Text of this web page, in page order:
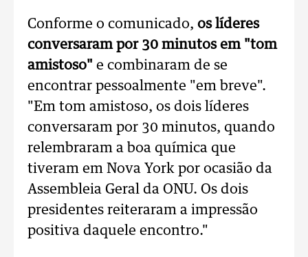
Conforme o comunicado, os líderes
conversaram por 30 minutos em "tom
amistoso" e combinaram de se
encontrar pessoalmente "em breve".
"Em tom amistoso, os dois líderes
conversaram por 30 minutos, quando
relembraram a boa química que
tiveram em Nova York por ocasião da
Assembleia Geral da ONU. Os dois
presidentes reiteraram a impressão
positiva daquele encontro."